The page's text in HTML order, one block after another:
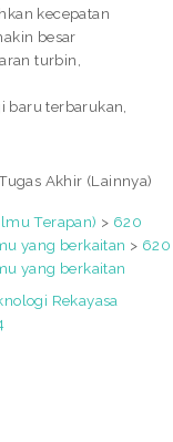
kecepatan
besar
turbin,
baru terbarukan,
Akhir (Lainnya)
Terapan) > 620
yang berkaitan > 620
yang berkaitan
Rekayasa